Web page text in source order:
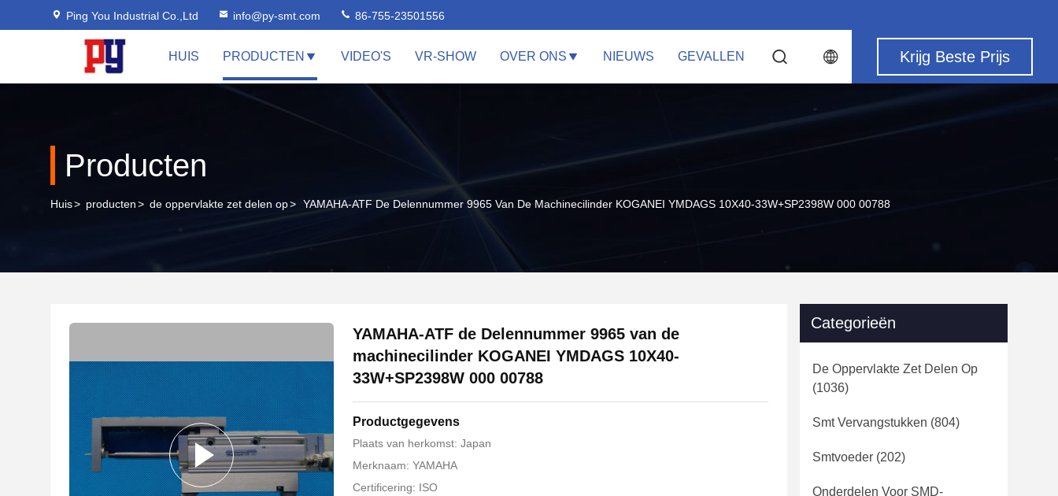
Ping You Industrial Co.,Ltd info@py-smt.com 86-755-23501556
HUIS PRODUCTEN VIDEO'S VR-SHOW OVER ONS NIEUWS GEVALLEN Krijg Beste Prijs
Producten
Huis> producten> de oppervlakte zet delen op> YAMAHA-ATF De Delennummer 9965 Van De Machinecilinder KOGANEI YMDAGS 10X40-33W+SP2398W 000 00788
YAMAHA-ATF de Delennummer 9965 van de
machinecilinder KOGANEI YMDAGS 10X40-
33W+SP2398W 000 00788
Productgegevens
Plaats van herkomst: Japan
Merknaam: YAMAHA
Certificering: ISO
Categorieën
De Oppervlakte Zet Delen Op
(1036)
Smt Vervangstukken (804)
Smtvoeder (202)
Onderdelen Voor SMD-